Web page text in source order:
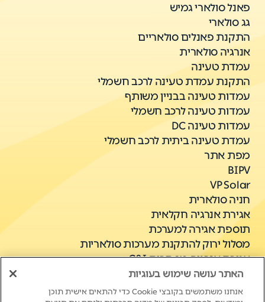
פאנל סולארי גמיש
גג סולארי
התקנת פאנלים סולאריים
אנרגיה סולארית
עמדת טעינה
התקנת עמדת טעינה לרכב חשמלי
עמדות טעינה בבניין משותף
עמדות טעינה לרכב חשמלי
עמדות טעינה DC
עמדת טעינה ביתית לרכב חשמלי
מפת אתר
BIPV
VP Solar
חניה סולארית
אגירת אנרגיה חקלאית
תוספת אגירה למערכת
מסלול ירוק להתקנת מערכות סולאריות
אגירת אנרגיה מסחרית C&I
האתר עושה שימוש בעוגיות
אנחנו משתמשים בקובצי Cookie כדי להתאים אישית תוכן